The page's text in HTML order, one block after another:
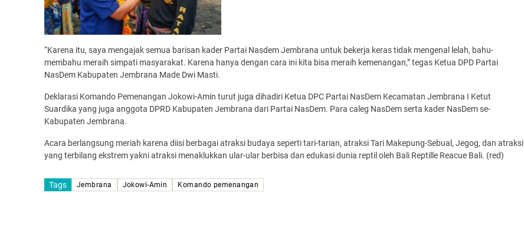
“Karena itu, saya mengajak semua barisan kader Partai Nasdem Jembrana untuk bekerja keras tidak mengenal lelah, bahu-
membahu meraih simpati masyarakat. Karena hanya dengan cara ini kita bisa meraih kemenangan,” tegas Ketua DPD Partai
NasDem Kabupaten Jembrana Made Dwi Masti.
Deklarasi Komando Pemenangan Jokowi-Amin turut juga dihadiri Ketua DPC Partai NasDem Kecamatan Jembrana I Ketut
Suardika yang juga anggota DPRD Kabupaten Jembrana dari Partai NasDem. Para caleg NasDem serta kader NasDem se-
Kabupaten Jembrana.
Acara berlangsung meriah karena diisi berbagai atraksi budaya seperti tari-tarian, atraksi Tari Makepung-Sebual, Jegog, dan atraksi
yang terbilang ekstrem yakni atraksi menaklukkan ular-ular berbisa dan edukasi dunia reptil oleh Bali Reptille Reacue Bali. (red)
Tags Jembrana Jokowi-Amin Komando pemenangan